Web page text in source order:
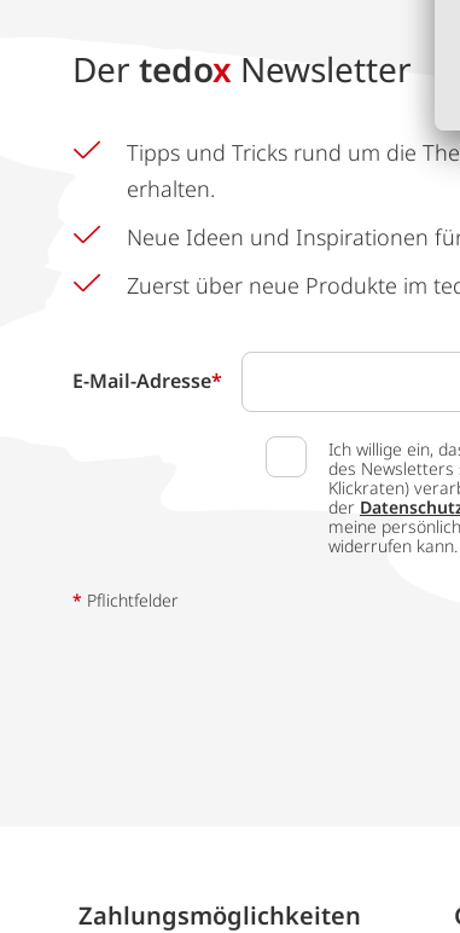
Der tedox Newsletter
Tipps und Tricks rund um die
erhalten.
Neue Ideen und Inspirationen
Zuerst über neue Produkte im
E-Mail-Adresse*
Ich willige ein,
des Newsletters
Klickraten)
der
meine
widerrufen kann.
* Pflichtfelder
Zahlungs­möglich­keiten